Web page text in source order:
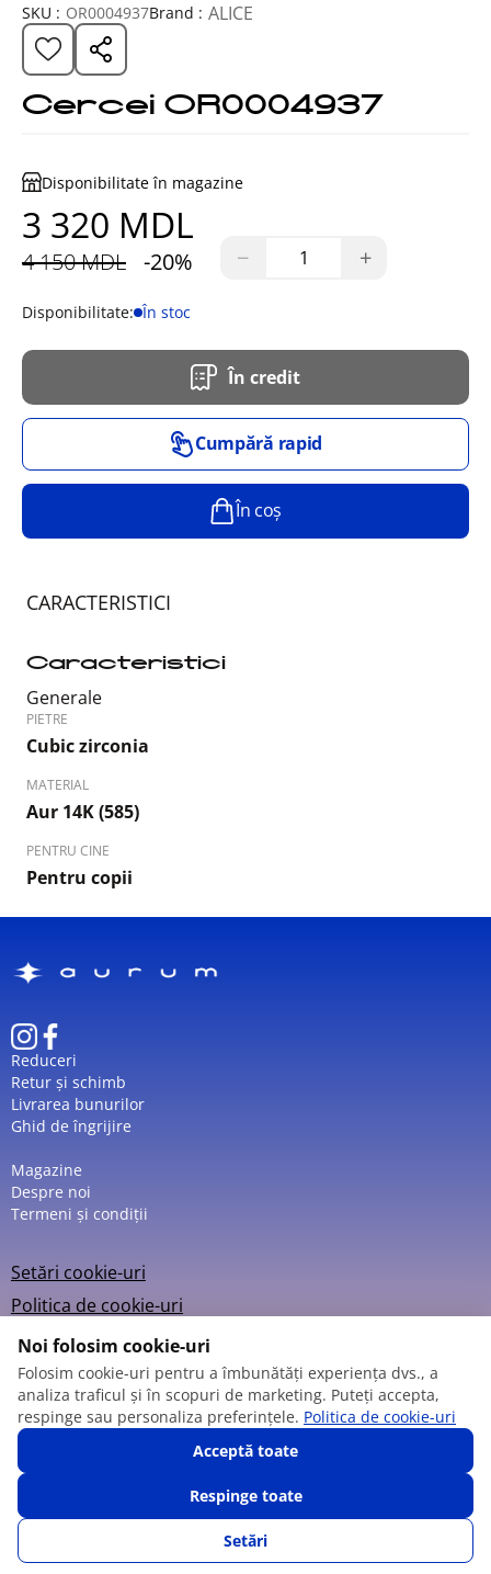
SKU : OR0004937Brand : ALICE
Cercei OR0004937
Disponibilitate în magazine
3 320 MDL
4 150 MDL -20% − +
Disponibilitate: În stoc
În credit
Cumpără rapid
În coș
CARACTERISTICI
Caracteristici
Generale
PIETRE
Cubic zirconia
MATERIAL
Aur 14K (585)
PENTRU CINE
Pentru copii
Reduceri
Retur și schimb
Livrarea bunurilor
Ghid de îngrijire
Magazine
Despre noi
Termeni și condiții
Setări cookie-uri
Politica de cookie-uri
© 2013 – 2026
SUNĂ-NE FAVORITE CATALOG AUTENTIFICARE
Noi folosim cookie-uri
Folosim cookie-uri pentru a îmbunătăți experiența dvs., a
analiza traficul și în scopuri de marketing. Puteți accepta,
respinge sau personaliza preferințele. Politica de cookie-uri
Acceptă toate
Respinge toate
Setări